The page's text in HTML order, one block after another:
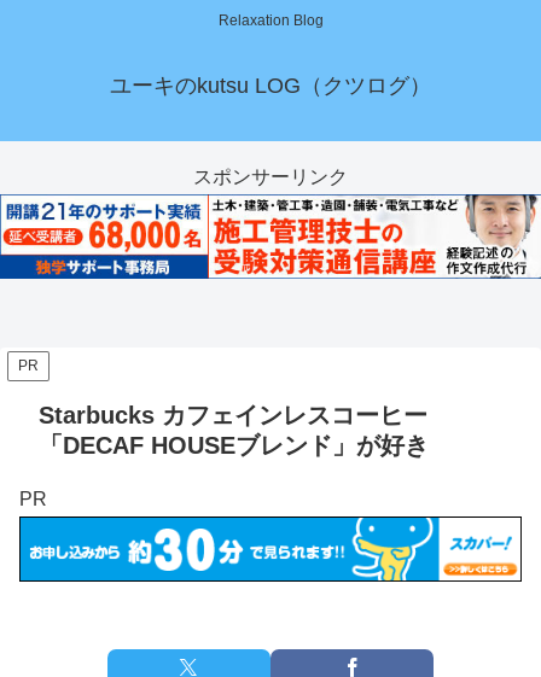
Relaxation Blog
ユーキのkutsu LOG（クツログ）
スポンサーリンク
PR
Starbucks カフェインレスコーヒー
「DECAF HOUSEブレンド」が好き
PR